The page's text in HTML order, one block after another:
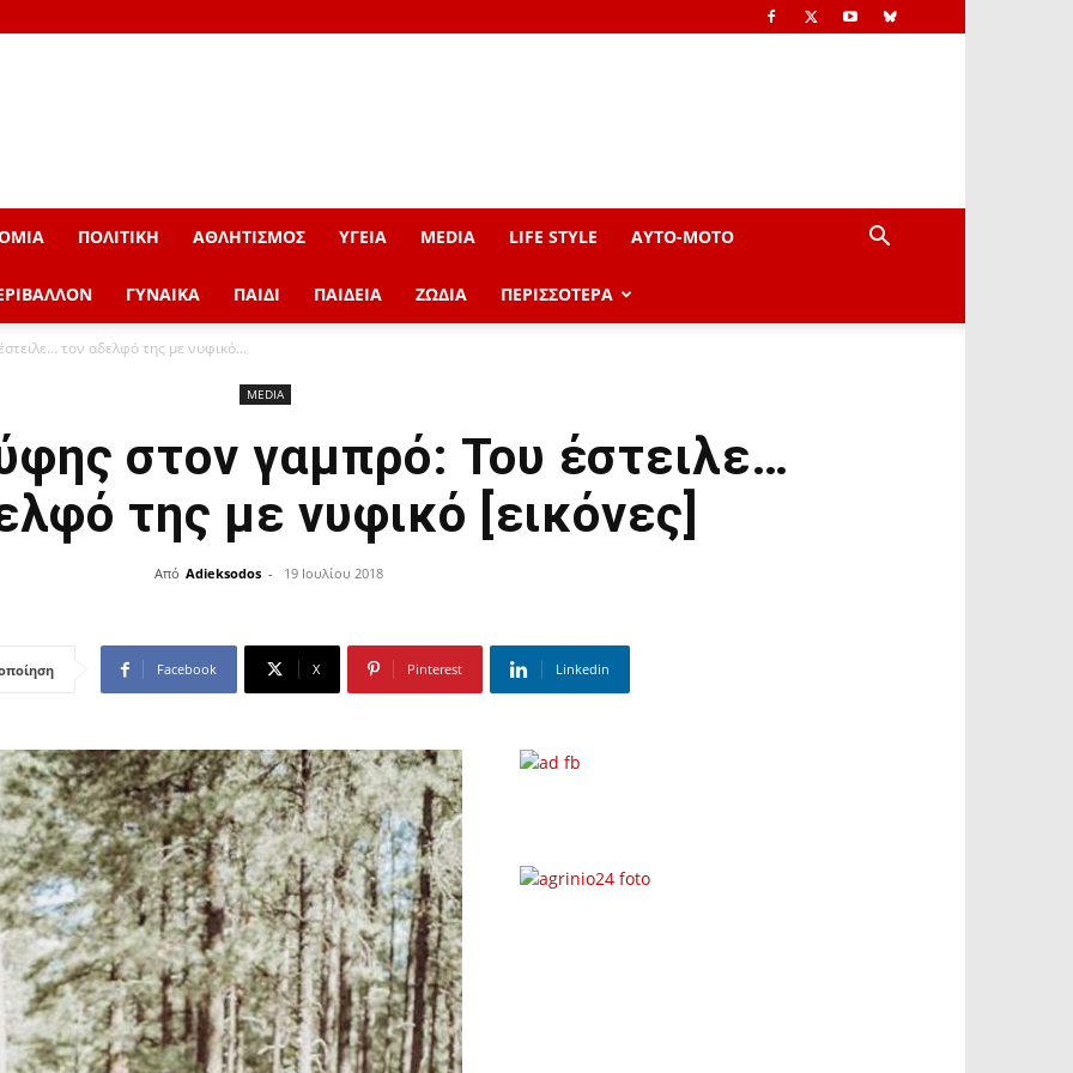
ΠΟΛΙΤΙΚΗ ΑΘΛΗΤΙΣΜΟΣ ΥΓΕΙΑ MEDIA LIFE STYLE AYTO-ΜOTO
ΓΥΝΑΙΚΑ ΠΑΙΔΙ ΠΑΙΔΕΙΑ ΖΩΔΙΑ ΠΕΡΙΣΣΟΤΕΡΑ
τον αδελφό της με νυφικό...
MEDIA
στον γαμπρό: Του έστειλε…
της με νυφικό [εικόνες]
Από Adieksodos - 19 Ιουλίου 2018
Facebook X Pinterest Linkedin